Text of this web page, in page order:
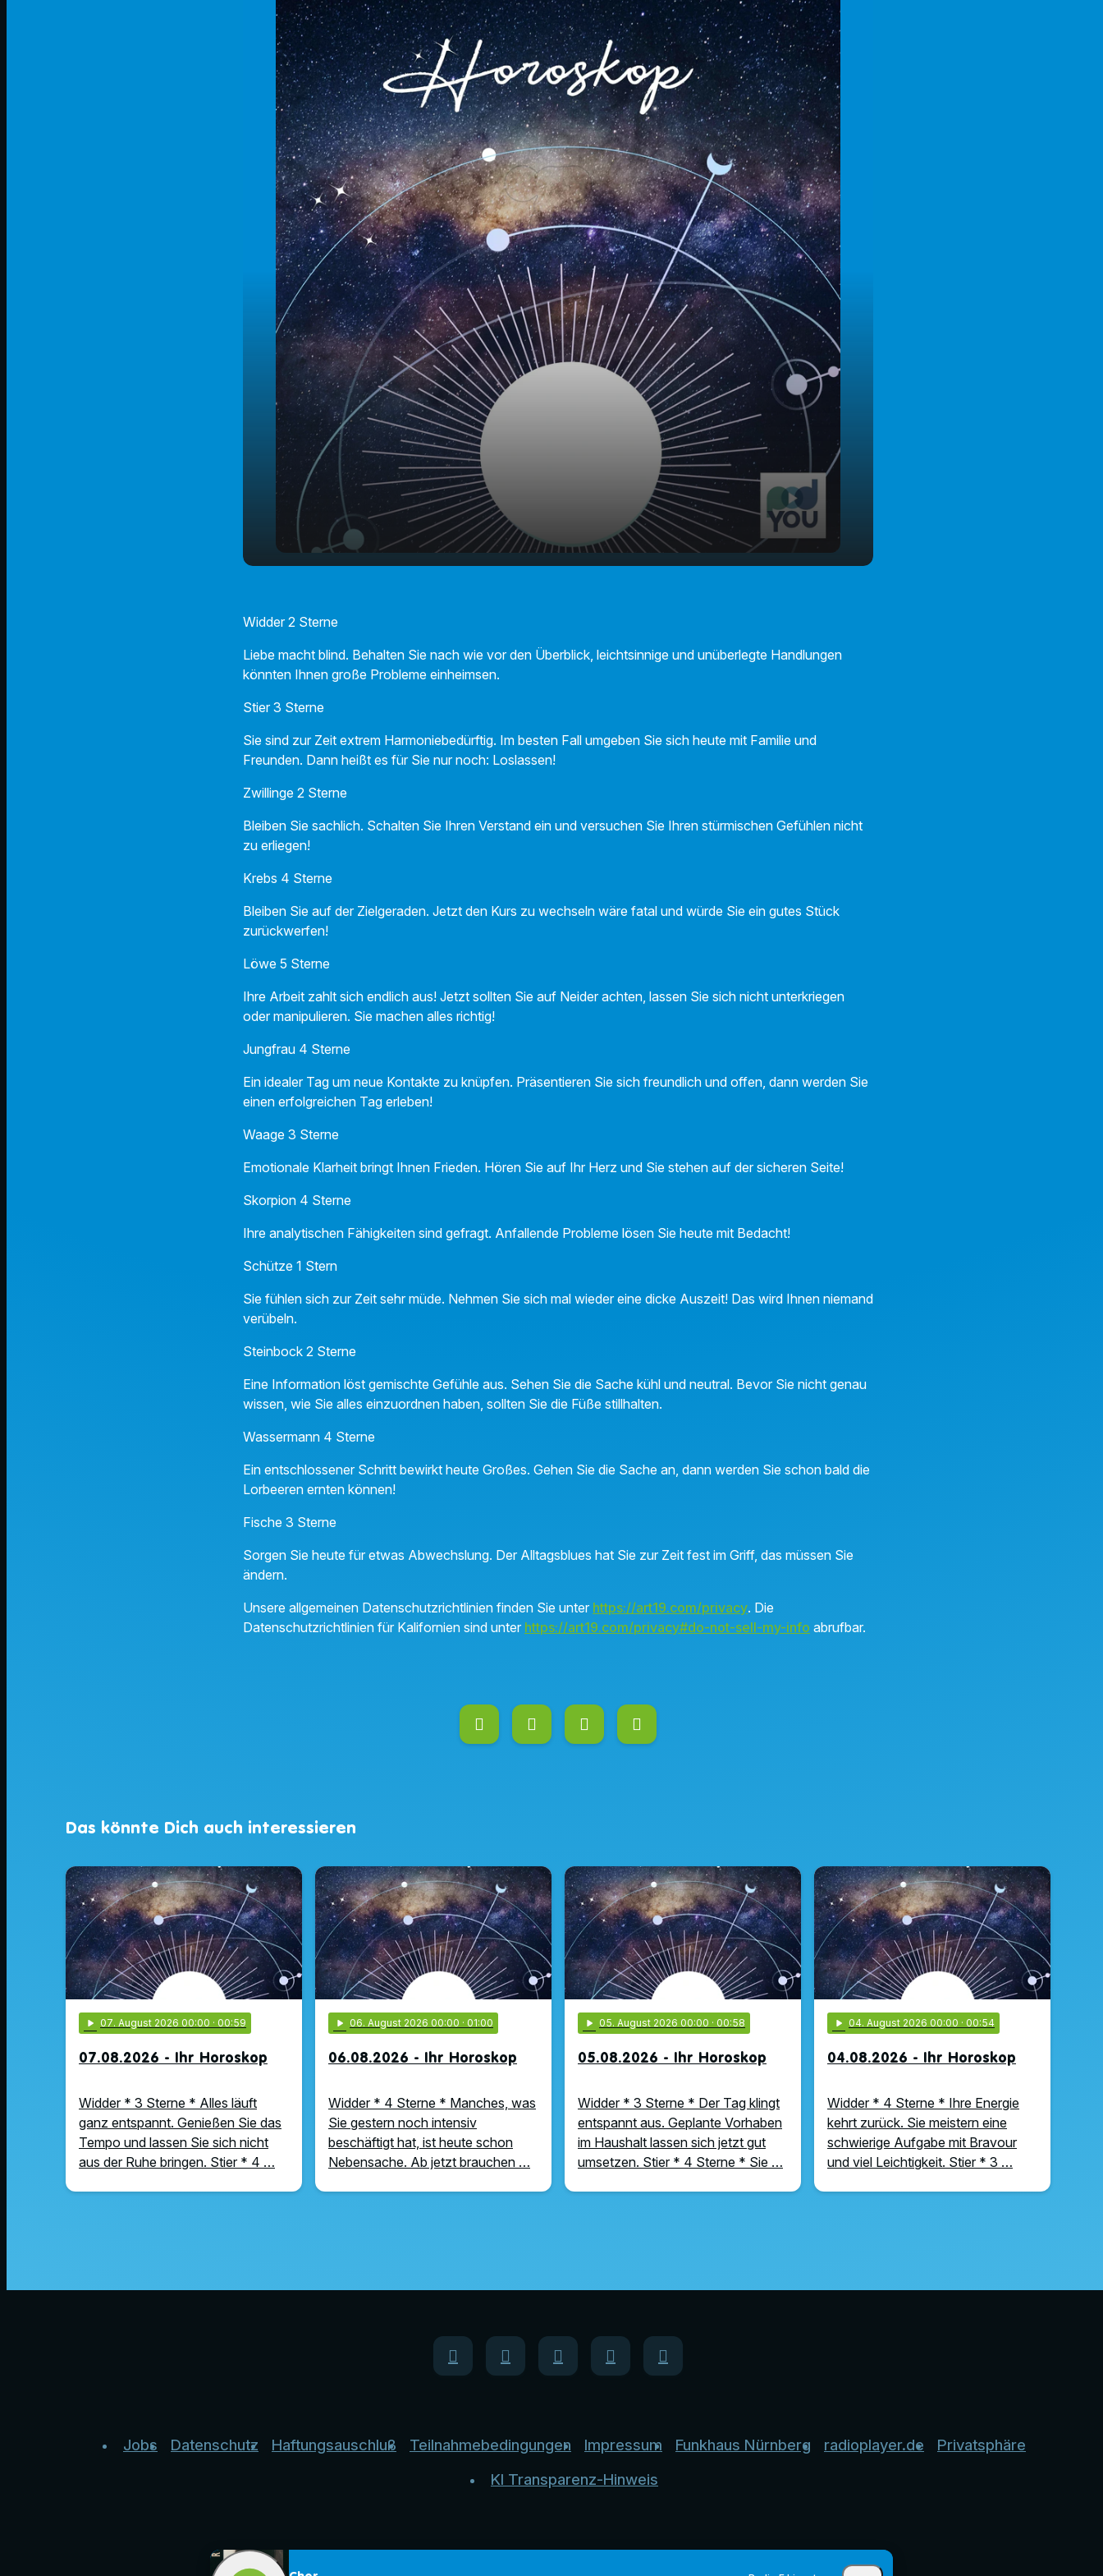
Widder 2 Sterne
Liebe macht blind. Behalten Sie nach wie vor den Überblick, leichtsinnige und unüberlegte Handlungen
könnten Ihnen große Probleme einheimsen.
Stier 3 Sterne
Sie sind zur Zeit extrem Harmoniebedürftig. Im besten Fall umgeben Sie sich heute mit Familie und
Freunden. Dann heißt es für Sie nur noch: Loslassen!
Zwillinge 2 Sterne
Bleiben Sie sachlich. Schalten Sie Ihren Verstand ein und versuchen Sie Ihren stürmischen Gefühlen nicht
zu erliegen!
Krebs 4 Sterne
Bleiben Sie auf der Zielgeraden. Jetzt den Kurs zu wechseln wäre fatal und würde Sie ein gutes Stück
zurückwerfen!
Löwe 5 Sterne
Ihre Arbeit zahlt sich endlich aus! Jetzt sollten Sie auf Neider achten, lassen Sie sich nicht unterkriegen
oder manipulieren. Sie machen alles richtig!
Jungfrau 4 Sterne
Ein idealer Tag um neue Kontakte zu knüpfen. Präsentieren Sie sich freundlich und offen, dann werden Sie
einen erfolgreichen Tag erleben!
Waage 3 Sterne
Emotionale Klarheit bringt Ihnen Frieden. Hören Sie auf Ihr Herz und Sie stehen auf der sicheren Seite!
Skorpion 4 Sterne
Ihre analytischen Fähigkeiten sind gefragt. Anfallende Probleme lösen Sie heute mit Bedacht!
Schütze 1 Stern
Sie fühlen sich zur Zeit sehr müde. Nehmen Sie sich mal wieder eine dicke Auszeit! Das wird Ihnen niemand
verübeln.
Steinbock 2 Sterne
Eine Information löst gemischte Gefühle aus. Sehen Sie die Sache kühl und neutral. Bevor Sie nicht genau
wissen, wie Sie alles einzuordnen haben, sollten Sie die Füße stillhalten.
Wassermann 4 Sterne
Ein entschlossener Schritt bewirkt heute Großes. Gehen Sie die Sache an, dann werden Sie schon bald die
Lorbeeren ernten können!
Fische 3 Sterne
Sorgen Sie heute für etwas Abwechslung. Der Alltagsblues hat Sie zur Zeit fest im Griff, das müssen Sie
ändern.
Unsere allgemeinen Datenschutzrichtlinien finden Sie unter https://art19.com/privacy. Die
Datenschutzrichtlinien für Kalifornien sind unter https://art19.com/privacy#do-not-sell-my-info abrufbar.
Das könnte Dich auch interessieren
play_arrow 07. August 2026 00:00 · 00:59
07.08.2026 - Ihr Horoskop
Widder * 3 Sterne * Alles läuft
ganz entspannt. Genießen Sie das
Tempo und lassen Sie sich nicht
aus der Ruhe bringen. Stier * 4 …
play_arrow 06. August 2026 00:00 · 01:00
06.08.2026 - Ihr Horoskop
Widder * 4 Sterne * Manches, was
Sie gestern noch intensiv
beschäftigt hat, ist heute schon
Nebensache. Ab jetzt brauchen …
play_arrow 05. August 2026 00:00 · 00:58
05.08.2026 - Ihr Horoskop
Widder * 3 Sterne * Der Tag klingt
entspannt aus. Geplante Vorhaben
im Haushalt lassen sich jetzt gut
umsetzen. Stier * 4 Sterne * Sie …
play_arrow 04. August 2026 00:00 · 00:54
04.08.2026 - Ihr Horoskop
Widder * 4 Sterne * Ihre Energie
kehrt zurück. Sie meistern eine
schwierige Aufgabe mit Bravour
und viel Leichtigkeit. Stier * 3 …
Jobs Datenschutz Haftungsauschluß Teilnahmebedingungen Impressum Funkhaus Nürnberg radioplayer.de
Privatsphäre
KI Transparenz-Hinweis